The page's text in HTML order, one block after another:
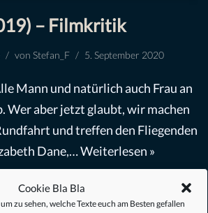
Cookie Bla Bla
zu sehen, welche Texte euch am Besten gefallen
– Filmkritik
von Stefan_F 5. September 2020
Mann und natürlich auch Frau an
Wer aber jetzt glaubt, wir machen
und treffen den Fliegenden
Dane,…Weiterlesen »